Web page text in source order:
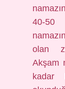
40-
olan
Akşam
kadar